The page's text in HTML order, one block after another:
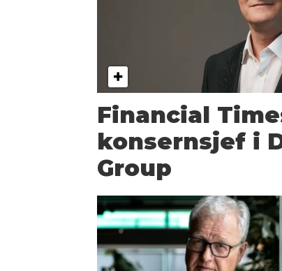
Financial
konsernsjef i
Group